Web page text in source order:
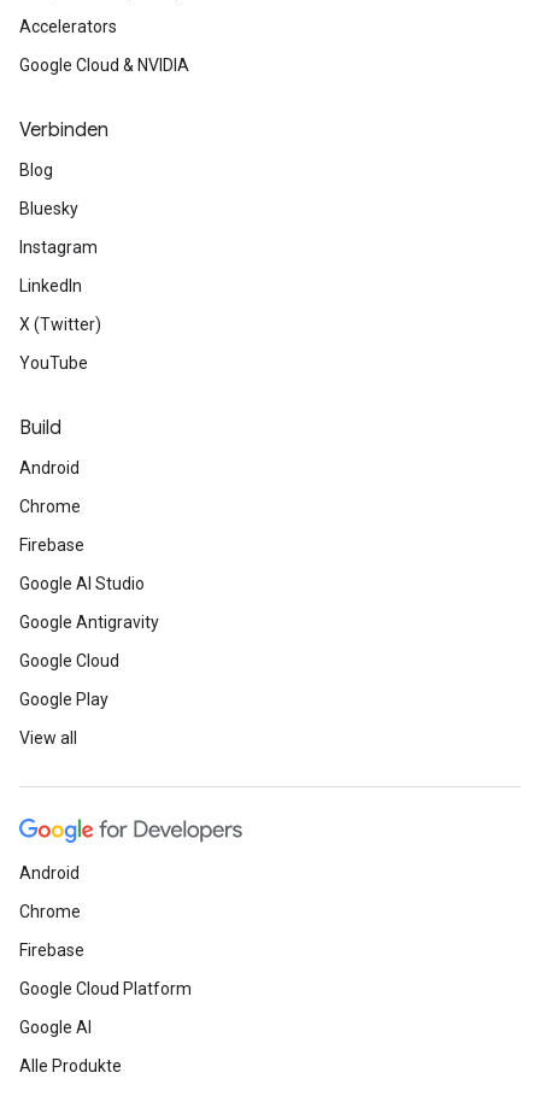
Accelerators
Google Cloud & NVIDIA
Verbinden
Blog
Bluesky
Instagram
LinkedIn
X (Twitter)
YouTube
Build
Android
Chrome
Firebase
Google AI Studio
Google Antigravity
Google Cloud
Google Play
View all
Android
Chrome
Firebase
Google Cloud Platform
Google AI
Alle Produkte